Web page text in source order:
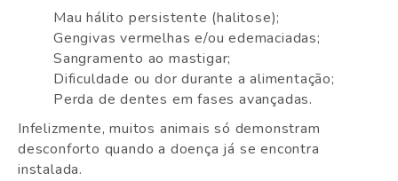
Mau hálito persistente (halitose);
Gengivas vermelhas e/ou edemaciadas;
Sangramento ao mastigar;
Dificuldade ou dor durante a alimentação;
Perda de dentes em fases avançadas.
Infelizmente, muitos animais só demonstram
desconforto quando a doença já se encontra
instalada.